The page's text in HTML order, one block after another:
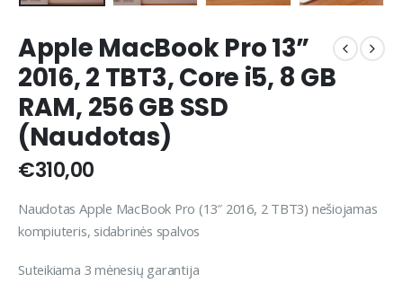
Apple MacBook Pro 13”
2016, 2 TBT3, Core i5, 8 GB
RAM, 256 GB SSD
(Naudotas)
€310,00
Naudotas Apple MacBook Pro (13″ 2016, 2 TBT3) nešiojamas
kompiuteris, sidabrinės spalvos
Suteikiama 3 mėnesių garantija